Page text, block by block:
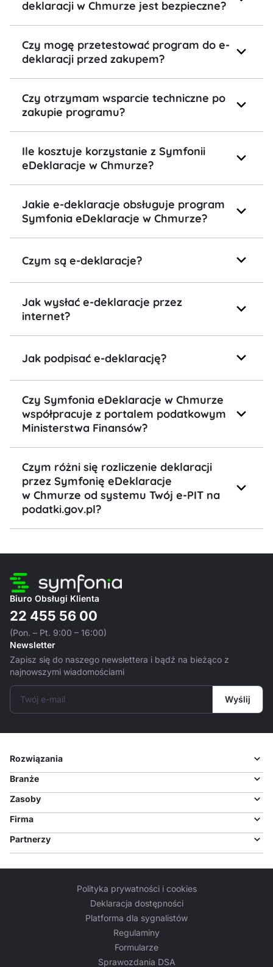
deklaracji w Chmurze jest bezpieczne?
Czy mogę przetestować program do e-
deklaracji przed zakupem?
Czy otrzymam wsparcie techniczne po
zakupie programu?
Ile kosztuje korzystanie z Symfonii
eDeklaracje w Chmurze?
Jakie e-deklaracje obsługuje program
Symfonia eDeklaracje w Chmurze?
Czym są e-deklaracje?
Jak wysłać e-deklaracje przez
internet?
Jak podpisać e-deklarację?
Czy Symfonia eDeklaracje w Chmurze
współpracuje z portalem podatkowym
Ministerstwa Finansów?
Czym różni się rozliczenie deklaracji
przez Symfonię eDeklaracje
w Chmurze od systemu Twój e-PIT na
podatki.gov.pl?
Biuro Obsługi Klienta
22 455 56 00
(Pon. – Pt. 9:00 – 16:00)
Newsletter
Zapisz się do naszego newslettera i bądź na bieżąco z
najnowszymi wiadomościami
Twój e-mail Wyślij
Rozwiązania
Branże
Zasoby
Firma
Partnerzy
Polityka prywatności i cookies
Deklaracja dostępności
Platforma dla sygnalistów
Regulaminy
Formularze
Sprawozdania DSA